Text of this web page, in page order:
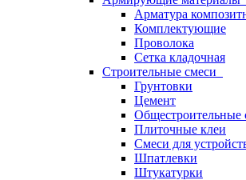
Арматура
Комплектующие
Проволока
Сетка кладочная
Строительные смеси
Грунтовки
Цемент
Общестроительные
Плиточные клеи
Смеси для
Шпатлевки
Штукатурки